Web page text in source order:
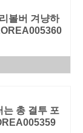
볼버 겨냥하
는 총 결투 포